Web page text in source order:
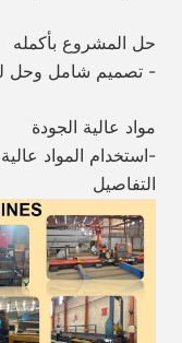
حل المشروع بأكمله
- تصميم شامل وحل
مواد عالية الجودة
التفاصيل